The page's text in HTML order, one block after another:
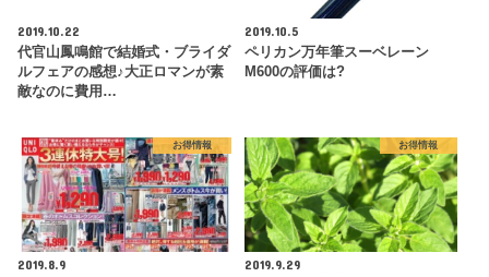
2019.10.22
代官山鳳鳴館で結婚式・ブライダ
ルフェアの感想♪大正ロマンが素
敵なのに費用…
2019.10.5
ペリカン万年筆スーベレーン
M600の評価は?
お得情報
2019.8.9
お得情報
2019.9.29